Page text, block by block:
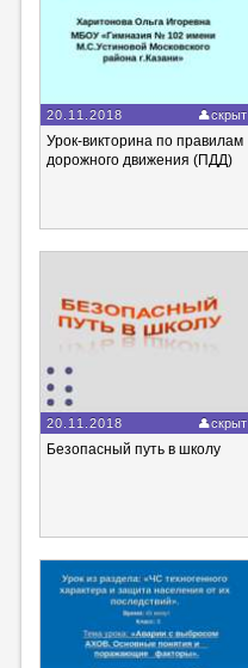
20.11.2018 скрыт
Урок-викторина по правилам
дорожного движения (ПДД)
20.11.2018 скрыт
Безопасный путь в школу